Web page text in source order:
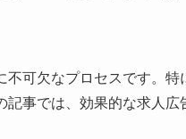
不可欠なプロセスです。
記事では、効果的な求人広